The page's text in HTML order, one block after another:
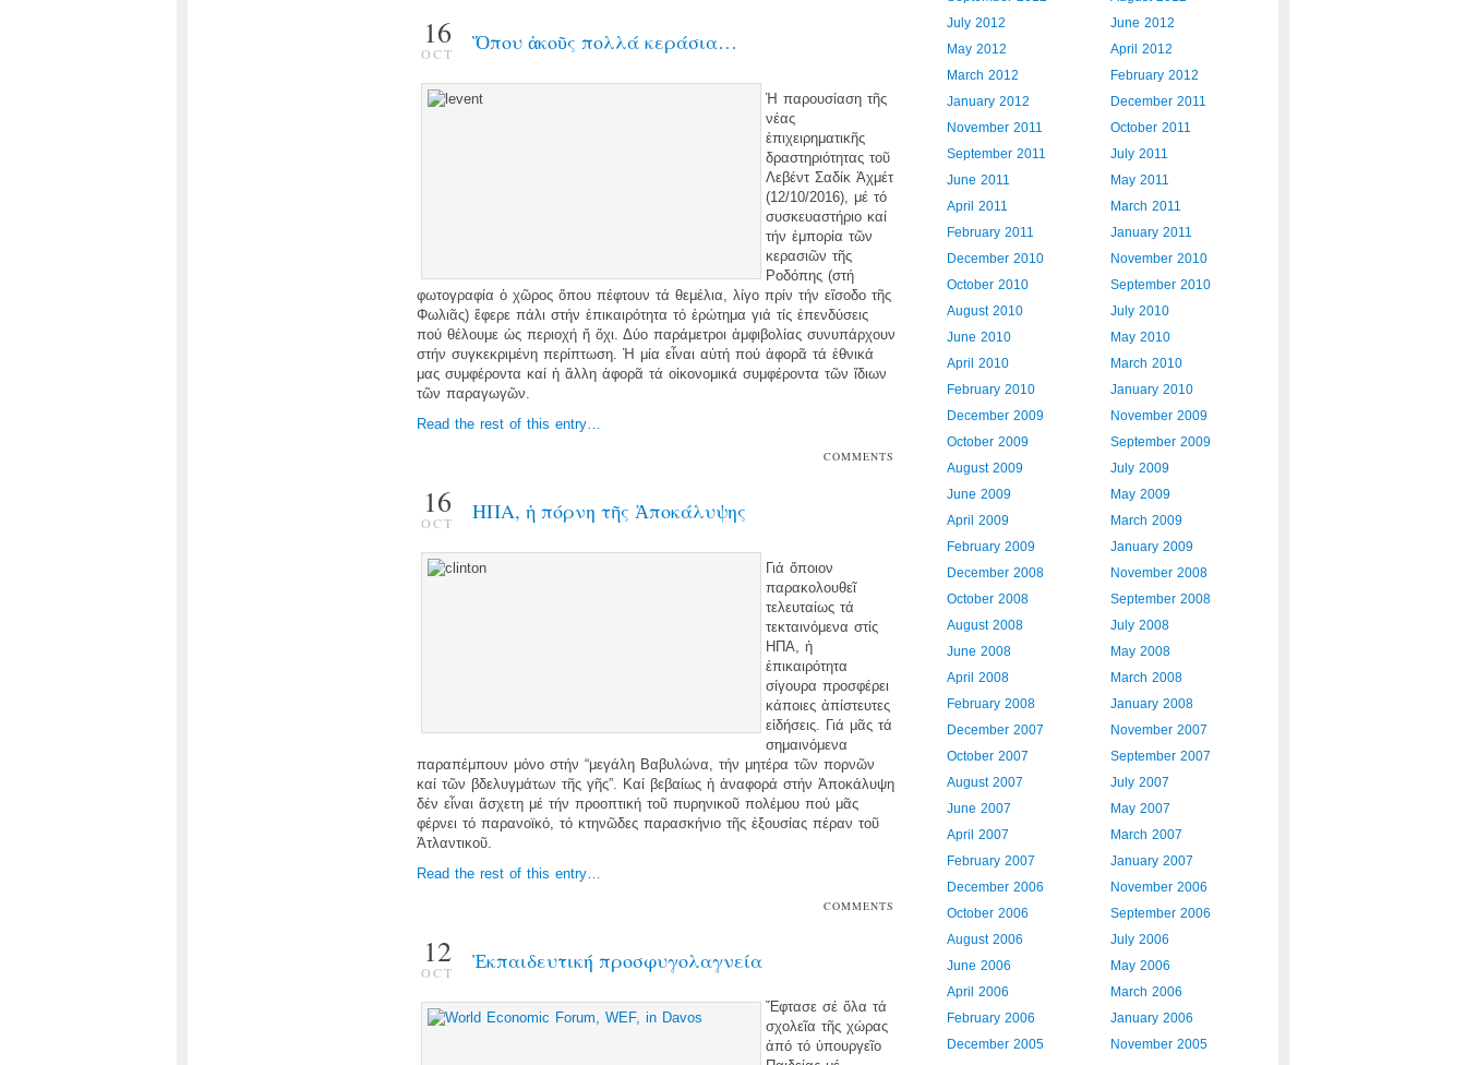
16
OCT Ὅπου ἀκοῦς πολλά κεράσια…
Ἡ παρουσίαση τῆς
νέας
ἐπιχειρηματικῆς
δραστηριότητας τοῦ
Λεβέντ Σαδίκ Ἀχμέτ
(12/10/2016), μέ τό
συσκευαστήριο καί
τήν ἐμπορία τῶν
κερασιῶν τῆς
Ροδόπης (στή
φωτογραφία ὁ χῶρος ὅπου πέφτουν τά θεμέλια, λίγο πρίν τήν εἴσοδο τῆς
Φωλιᾶς) ἔφερε πάλι στήν ἐπικαιρότητα τό ἐρώτημα γιά τίς ἐπενδύσεις
πού θέλουμε ὡς περιοχή ἤ ὄχι. Δύο παράμετροι ἀμφιβολίας συνυπάρχουν
στήν συγκεκριμένη περίπτωση. Ἡ μία εἶναι αὐτή πού ἀφορᾶ τά ἐθνικά
μας συμφέροντα καί ἡ ἄλλη ἀφορᾶ τά οἰκονομικά συμφέροντα τῶν ἴδιων
τῶν παραγωγῶν.
Read the rest of this entry…
COMMENTS
16
OCT ΗΠΑ, ἡ πόρνη τῆς Ἀποκάλυψης
Γιά ὅποιον
παρακολουθεῖ
τελευταίως τά
τεκταινόμενα στίς
ΗΠΑ, ἡ
ἐπικαιρότητα
σίγουρα προσφέρει
κάποιες ἀπίστευτες
εἰδήσεις. Γιά μᾶς τά
σημαινόμενα
παραπέμπουν μόνο στήν “μεγάλη Βαβυλώνα, τήν μητέρα τῶν πορνῶν
καί τῶν βδελυγμάτων τῆς γῆς”. Καί βεβαίως ἡ ἀναφορά στήν Ἀποκάλυψη
δέν εἶναι ἄσχετη μέ τήν προοπτική τοῦ πυρηνικοῦ πολέμου πού μᾶς
φέρνει τό παρανοϊκό, τό κτηνῶδες παρασκήνιο τῆς ἐξουσίας πέραν τοῦ
Ἀτλαντικοῦ.
Read the rest of this entry…
COMMENTS
12
OCT Ἐκπαιδευτική προσφυγολαγνεία
Ἔφτασε σέ ὅλα τά
σχολεῖα τῆς χώρας
ἀπό τό ὑπουργεῖο
July 2012
June 2012
May 2012
April 2012
March 2012
February 2012
January 2012
December 2011
November 2011
October 2011
September 2011
July 2011
June 2011
May 2011
April 2011
March 2011
February 2011
January 2011
December 2010
November 2010
October 2010
September 2010
August 2010
July 2010
June 2010
May 2010
April 2010
March 2010
February 2010
January 2010
December 2009
November 2009
October 2009
September 2009
August 2009
July 2009
June 2009
May 2009
April 2009
March 2009
February 2009
January 2009
December 2008
November 2008
October 2008
September 2008
August 2008
July 2008
June 2008
May 2008
April 2008
March 2008
February 2008
January 2008
December 2007
November 2007
October 2007
September 2007
August 2007
July 2007
June 2007
May 2007
April 2007
March 2007
February 2007
January 2007
December 2006
November 2006
October 2006
September 2006
August 2006
July 2006
June 2006
May 2006
April 2006
March 2006
February 2006
January 2006
December 2005
November 2005